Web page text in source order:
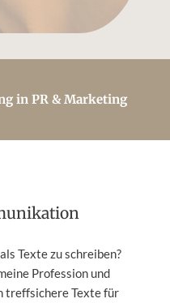
in PR & Marketing
Texte zu schreiben?
Profession und
treffsichere Texte für